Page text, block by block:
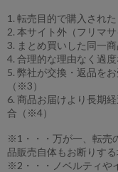
1. 転売目的で購入され
2. 本サイト外（フリマ
3. まとめ買いした同一
4. 合理的な理由なく過
5. 弊社が交換・返品を
（※3）
6. 商品お届けより長期
合（※4）
※1・・・万が一、転売
品販売自体もお断りする
※2・・・ノベルティや